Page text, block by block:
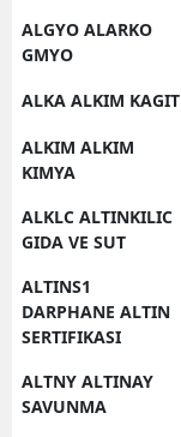
ALGYO ALARKO
GMYO
ALKA ALKIM KAGIT
ALKIM ALKIM
KIMYA
ALKLC ALTINKILIC
GIDA VE SUT
ALTINS1
DARPHANE ALTIN
SERTIFIKASI
ALTNY ALTINAY
SAVUNMA